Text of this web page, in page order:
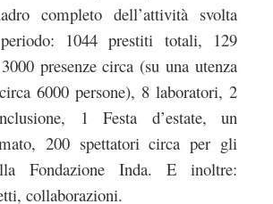
completo dell’attività svolta
1044 prestiti totali, 129
presenze circa (su una utenza
6000 persone), 8 laboratori, 2
1 Festa d’estate, un
200 spettatori circa per gli
Fondazione Inda. E inoltre:
collaborazioni.